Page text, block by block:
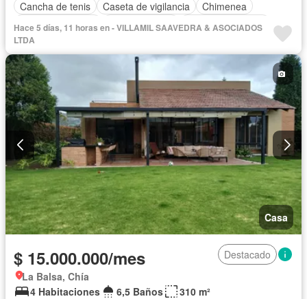
Cancha de tenis
Caseta de vigilancia
Chimenea
Cocina amoblada
Cocina integral
Cuarto de servicio
Depósito
Hace 5 días, 11 horas en - VILLAMIL SAAVEDRA & ASOCIADOS
LTDA
Casa
$ 15.000.000/mes
Destacado
La Balsa, Chía
4 Habitaciones
6,5 Baños
310 m²